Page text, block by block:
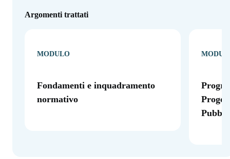
Argomenti trattati
MODULO
Fondamenti e inquadramento
normativo